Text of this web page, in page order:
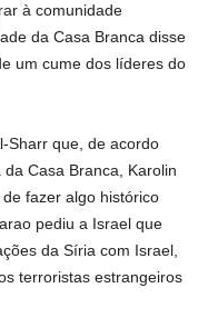
à comunidade
da Casa Branca disse
um cume dos líderes do
Sharr que, de acordo
Casa Branca, Karolin
fazer algo histórico
pediu a Israel que
da Síria com Israel,
terroristas estrangeiros